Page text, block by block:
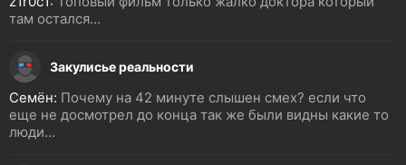
там остался...
Закулисье реальности
Семён: Почему на 42 минуте слышен смех? если что
еще не досмотрел до конца так же были видны какие то
люди...